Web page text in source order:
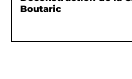
Boutaric